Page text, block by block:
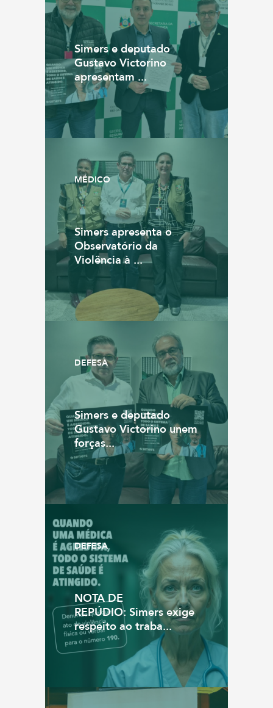
Simers e deputado
Gustavo Victorino
apresentam ...
MÉDICO
Simers apresenta o
Observatório da
Violência à ...
DEFESA
Simers e deputado
Gustavo Victorino unem
forças...
DEFESA
NOTA DE
REPÚDIO: Simers exige
respeito ao traba...